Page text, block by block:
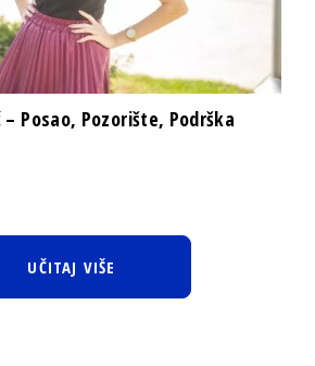
Posao, Pozorište, Podrška
UČITAJ VIŠE